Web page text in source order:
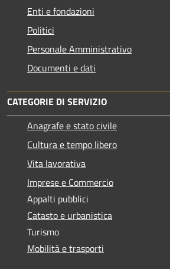
Enti e fondazioni
Politici
Personale Amministrativo
Documenti e dati
CATEGORIE DI SERVIZIO
Anagrafe e stato civile
Cultura e tempo libero
Vita lavorativa
Imprese e Commercio
Appalti pubblici
Catasto e urbanistica
Turismo
Mobilità e trasporti